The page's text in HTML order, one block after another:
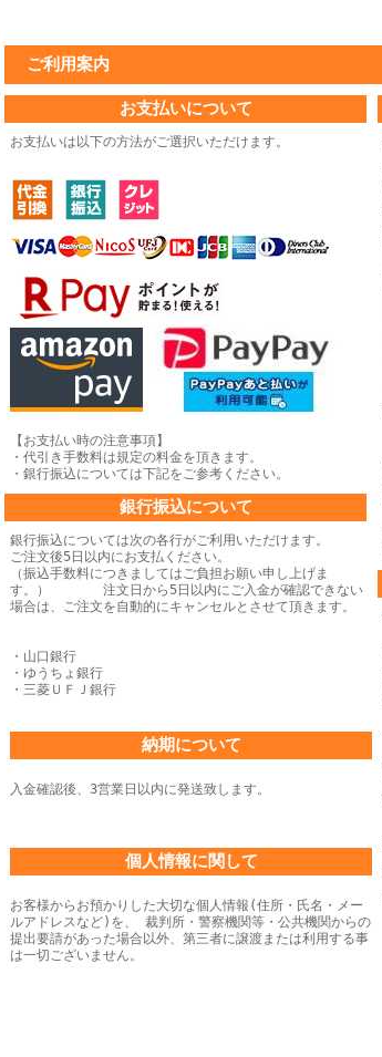
ご利用案内
お支払いについて
お支払いは以下の方法がご選択いただけます。
【お支払い時の注意事項】
・代引き手数料は規定の料金を頂きます。
・銀行振込については下記をご参考ください。
銀行振込について
銀行振込については次の各行がご利用いただけます。
ご注文後5日以内にお支払ください。
（振込手数料につきましてはご負担お願い申し上げま
す。） 注文日から5日以内にご入金が確認できない
場合は、 ご注文を自動的にキャンセルとさせて頂きます。
・山口銀行
・ゆうちょ銀行
・三菱ＵＦＪ銀行
納期について
入金確認後、3営業日以内に発送致します。
個人情報に関して
お客様からお預かりした大切な個人情報(住所・氏名・メー
ルアドレスなど)を、 裁判所・警察機関等・公共機関からの
提出要請があった場合以外、第三者に譲渡または利用する事
は一切ございません。